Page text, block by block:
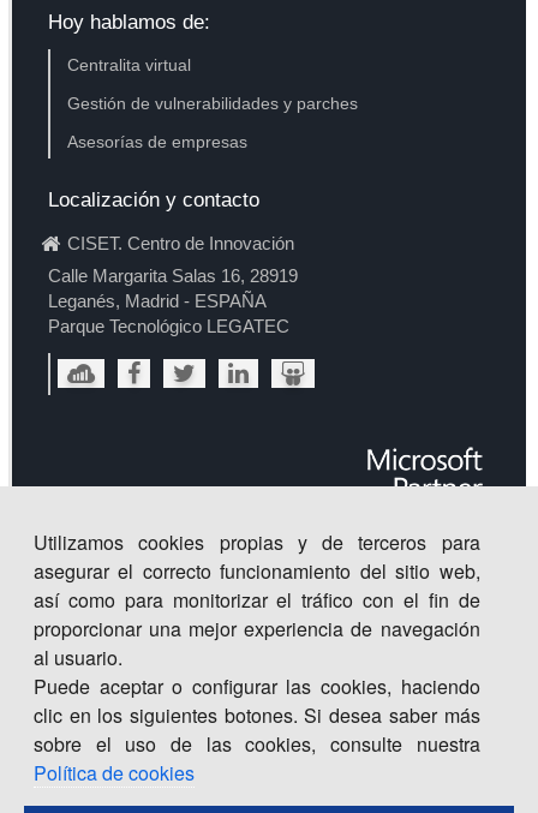
Hoy hablamos de:
Centralita virtual
Gestión de vulnerabilidades y parches
Asesorías de empresas
Localización y contacto
CISET. Centro de Innovación
Calle Margarita Salas 16, 28919
Leganés, Madrid - ESPAÑA
Parque Tecnológico LEGATEC
CISET. Centro de Innovación © 2026
. Todos los derechos
reservados |Inicio|
Utilizamos cookies propias y de terceros para
asegurar el correcto funcionamiento del sitio web,
así como para monitorizar el tráfico con el fin de
proporcionar una mejor experiencia de navegación
al usuario.
Puede aceptar o configurar las cookies, haciendo
clic en los siguientes botones. Si desea saber más
sobre el uso de las cookies, consulte nuestra
Política de cookies